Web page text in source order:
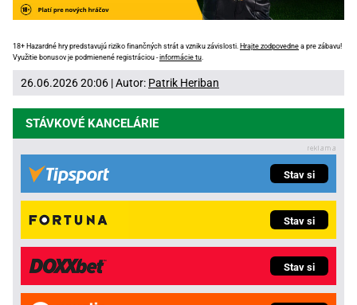
18+ Hazardné hry predstavujú riziko finančných strát a vzniku závislosti. Hrajte zodpovedne a pre zábavu!
Využitie bonusov je podmienené registráciou -informácie tu.
26.06.2026 20:06 | Autor: Patrik Heriban
STÁVKOVÉ KANCELÁRIE
Stav si
Stav si
Stav si